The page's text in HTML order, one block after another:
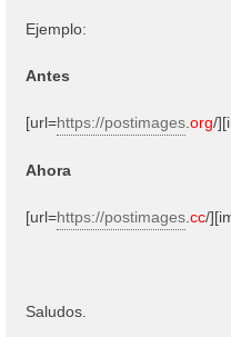
Ejemplo:
Antes
[url=https://postimages org/
Ahora
[url=https://postimages cc/
Saludos.